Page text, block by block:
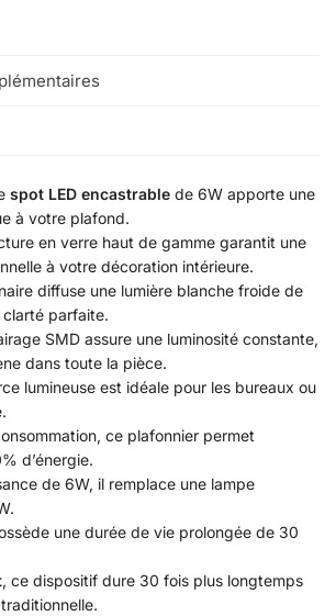
spot LED encastrable de 6W apporte une
à votre plafond.
en verre haut de gamme garantit une
à votre décoration intérieure.
diffuse une lumière blanche froide de
parfaite.
SMD assure une luminosité constante,
dans toute la pièce.
lumineuse est idéale pour les bureaux ou
ce plafonnier permet
d’énergie.
de 6W, il remplace une lampe
une durée de vie prolongée de 30
, ce dispositif dure 30 fois plus longtemps